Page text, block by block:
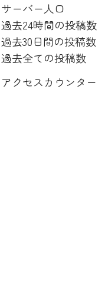
サーバー人口
過去24時間の投稿数
過去30日間の投稿数
過去全ての投稿数
アクセスカウンター